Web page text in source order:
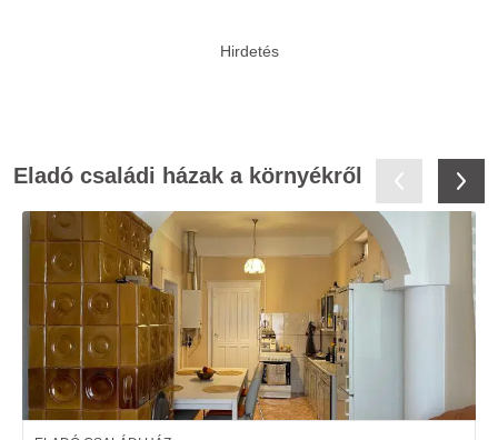
Eladó családi házak a környékről